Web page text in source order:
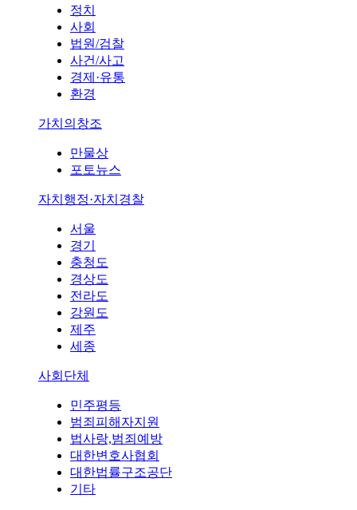
정치
사회
법원/검찰
사건/사고
경제·유통
환경
가치의창조
만물상
포토뉴스
자치행정·자치경찰
서울
경기
충청도
경상도
전라도
강원도
제주
세종
사회단체
민주평등
범죄피해자지원
법사랑,범죄예방
대한변호사협회
대한법률구조공단
기타